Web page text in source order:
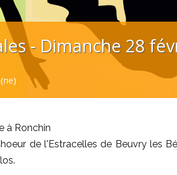
- Dimanche 28
à Ronchin
de l'Estracelles de Beuvry les